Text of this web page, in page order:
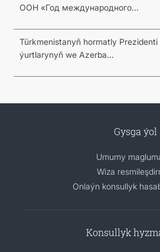
ООН «Год международного...
Türkmenistanyň hormatly
ýurtlarynyň we Azerba...
Gysga ýol
Umumy
Wiza
Onlaýn konsullyk
Konsullyk